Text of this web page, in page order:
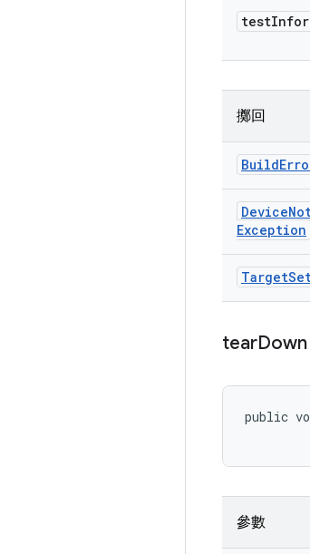
test
擲回
Build
Device
Exception
Target
tearDown
public
參數